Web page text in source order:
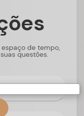
de tempo,
questões.